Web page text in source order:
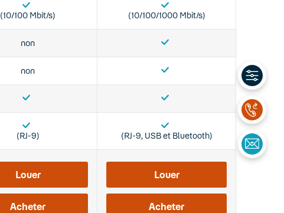
(10/100 Mbit/s) (10/100/1000 Mbit/s)
non
non
(RJ-9) (RJ-9, USB et Bluetooth)
Louer
Acheter
Louer
Acheter